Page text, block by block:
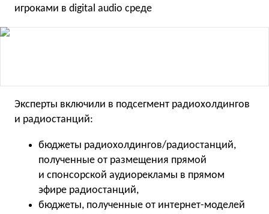
игроками в digital audio среде
Эксперты включили в подсегмент радиохолдингов
и радиостанций:
бюджеты радиохолдингов/радиостанций,
полученные от размещения прямой
и спонсорской аудиорекламы в прямом
эфире радиостанций,
бюджеты, полученные от интернет-моделей